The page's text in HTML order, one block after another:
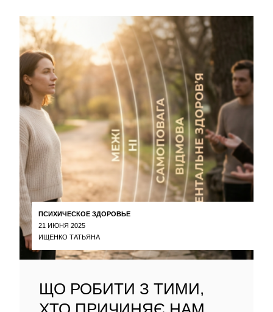
ПСИХИЧЕСКОЕ ЗДОРОВЬЕ
21 ИЮНЯ 2025
ИЩЕНКО ТАТЬЯНА
ЩО РОБИТИ З ТИМИ,